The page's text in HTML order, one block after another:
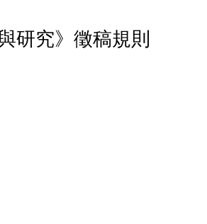
研究》徵稿規則